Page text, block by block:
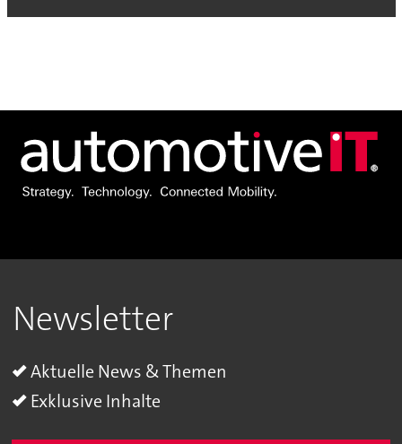
Newsletter
Aktuelle News & Themen
Exklusive Inhalte